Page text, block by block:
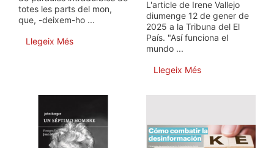
totes les parts del mon,
que, -deixem-ho ...
Llegeix Més
L'article de Irene Vallejo
diumenge 12 de gener de
2025 a la Tribuna del El
País. "Así funciona el
mundo ...
Llegeix Més